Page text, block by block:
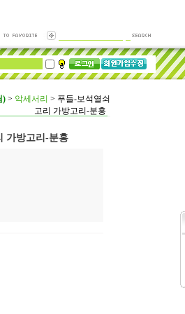
) > 악세서리 > 푸들-보석열쇠
고리 가방고리-분홍
가방고리-분홍